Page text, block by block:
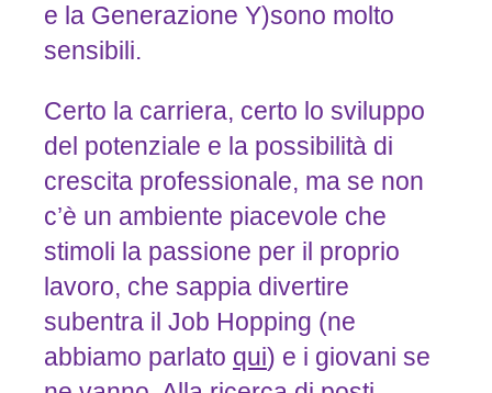
e la Generazione Y)sono molto
sensibili.
Certo la carriera, certo lo sviluppo
del potenziale e la possibilità di
crescita professionale, ma se non
c’è un ambiente piacevole che
stimoli la passione per il proprio
lavoro, che sappia divertire
subentra il Job Hopping (ne
abbiamo parlato qui) e i giovani se